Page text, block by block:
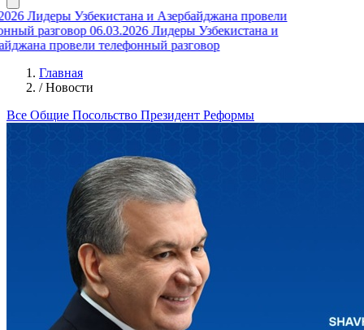
Лидеры Узбекистана и Азербайджана провели
разговор 06.03.2026 Лидеры Узбекистана и
провели телефонный разговор
Главная
/ Новости
Все Общие Посольство Президент Реформы